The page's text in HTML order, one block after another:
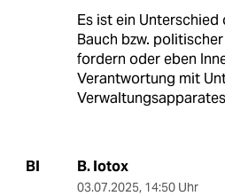
Es ist ein
Bauch bzw.
fordern oder eben
Verantwortung mit
BI B. Iotox
03.07.2025, 14:50 Uhr